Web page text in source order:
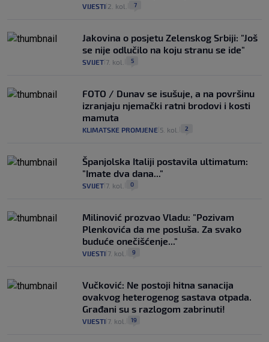
VIJESTI 2. kol. 7
Jakovina o posjetu Zelenskog Srbiji: "Još
se nije odlučilo na koju stranu se ide"
SVIJET 7. kol. 5
FOTO / Dunav se isušuje, a na površinu
izranjaju njemački ratni brodovi i kosti
mamuta
KLIMATSKE PROMJENE 5. kol. 2
Španjolska Italiji postavila ultimatum:
"Imate dva dana..."
SVIJET 7. kol. 0
Milinović prozvao Vladu: "Pozivam
Plenkovića da me posluša. Za svako
buduće onečišćenje..."
VIJESTI 7. kol. 9
Vučković: Ne postoji hitna sanacija
ovakvog heterogenog sastava otpada.
Građani su s razlogom zabrinuti!
VIJESTI 7. kol. 19